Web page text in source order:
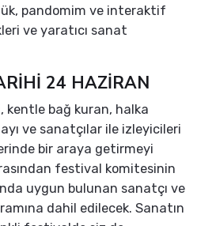
pandomim ve interaktif
ve yaratıcı sanat
24 HAZİRAN
kentle bağ kuran, halka
ve sanatçılar ile izleyicileri
bir araya getirmeyi
festival komitesinin
uygun bulunan sanatçı ve
dahil edilecek. Sanatın